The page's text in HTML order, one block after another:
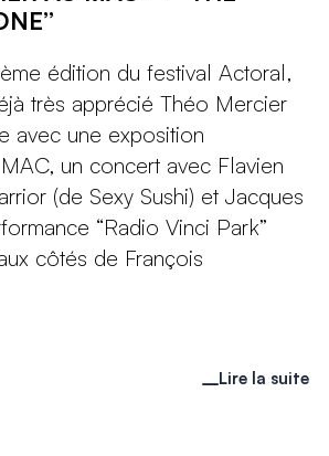
édition du festival Actoral,
très apprécié Théo Mercier
avec une exposition
un concert avec Flavien
(de Sexy Sushi) et Jacques
“Radio Vinci Park”
côtés de François
Lire la suite